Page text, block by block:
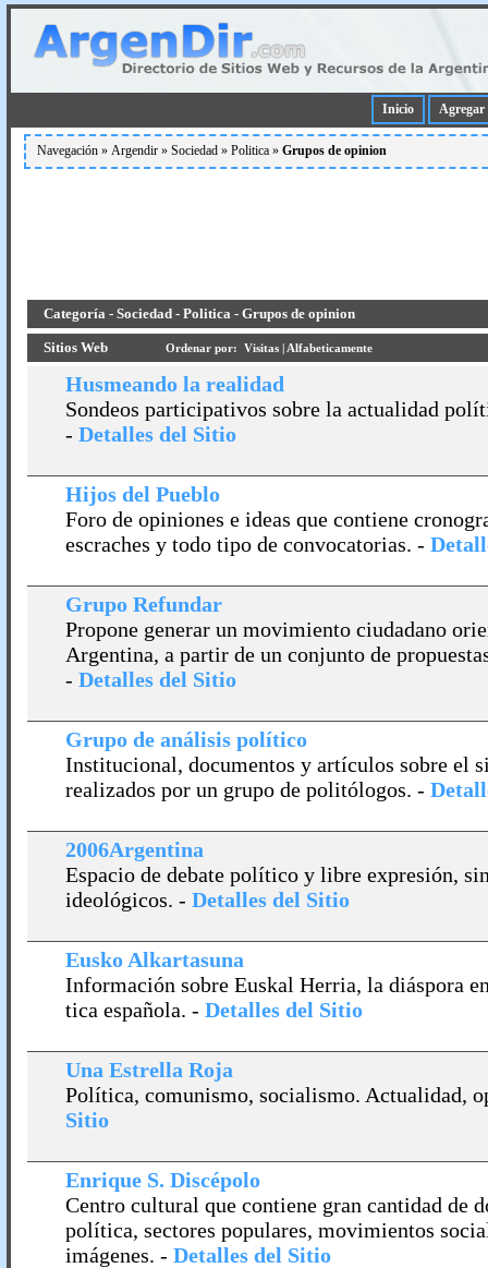
Inicio Agregar
Navegación » Argendir » Sociedad » Politica » Grupos de opinion
Categoría - Sociedad - Politica - Grupos de opinion
Sitios Web Ordenar por: Visitas | Alfabeticamente
Husmeando la realidad
Sondeos participativos sobre la actualidad
- Detalles del Sitio
Hijos del Pueblo
Foro de opiniones e ideas que contiene
escraches y todo tipo de convocatorias. -
Grupo Refundar
Propone generar un movimiento ciudadano
Argentina, a partir de un conjunto de
- Detalles del Sitio
Grupo de análisis polí­tico
Institucional, documentos y artí­culos sobre el
realizados por un grupo de politólogos. -
2006Argentina
Espacio de debate polí­tico y libre expresión,
ideológicos. - Detalles del Sitio
Eusko Alkartasuna
Información sobre Euskal Herria, la diáspora
tica española. - Detalles del Sitio
Una Estrella Roja
Polí­tica, comunismo, socialismo. Actualidad,
Sitio
Enrique S. Discépolo
Centro cultural que contiene gran cantidad de
polí­tica, sectores populares, movimientos
imágenes. - Detalles del Sitio